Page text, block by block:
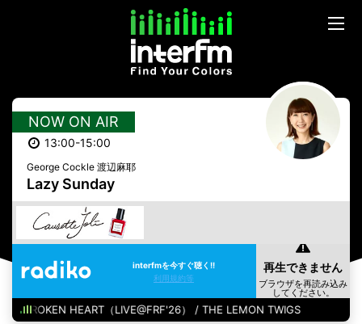
NOW ON AIR
13:00-15:00
George Cockle 渡辺麻耶
Lazy Sunday
interfmを今すぐ聴く!!
利用規約等
BROKEN HEART（LIVE@FRF'26） / THE LEMON TWIGS